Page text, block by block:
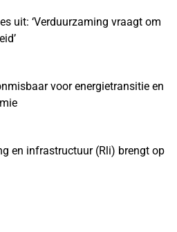
uit: ‘Verduurzaming vraagt om
voor energietransitie en
en infrastructuur (Rli) brengt op